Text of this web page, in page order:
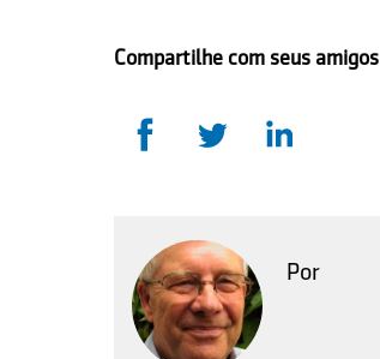
Compartilhe com seus amigos
Por